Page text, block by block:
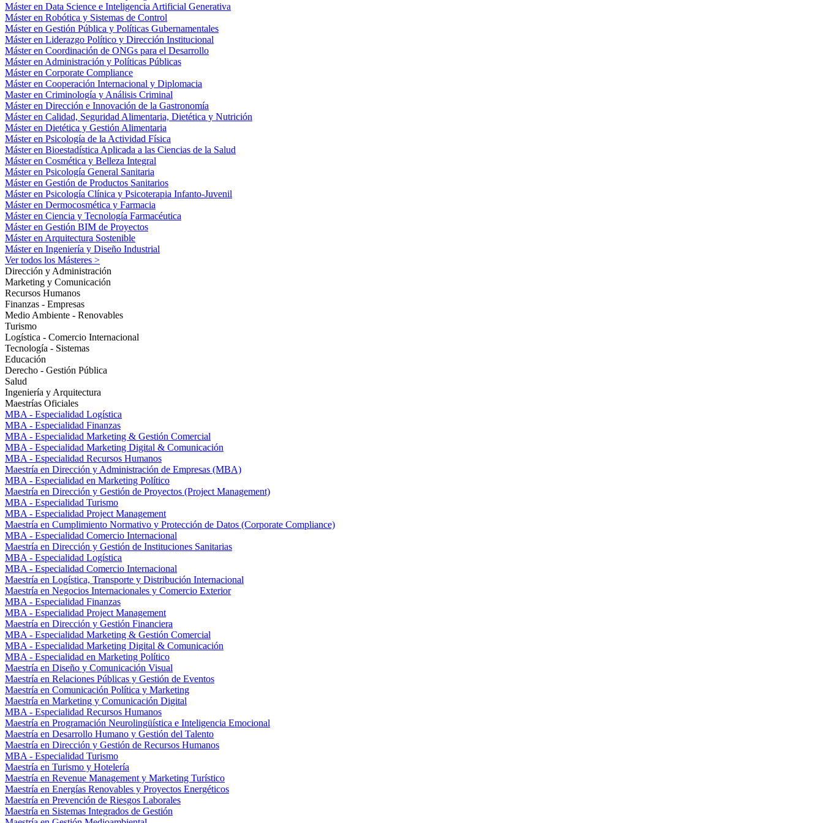
Máster en Data Science e Inteligencia Artificial Generativa
Máster en Robótica y Sistemas de Control
Máster en Gestión Pública y Políticas Gubernamentales
Máster en Liderazgo Político y Dirección Institucional
Máster en Coordinación de ONGs para el Desarrollo
Máster en Administración y Políticas Públicas
Máster en Corporate Compliance
Máster en Cooperación Internacional y Diplomacia
Master en Criminología y Análisis Criminal
Máster en Dirección e Innovación de la Gastronomía
Máster en Calidad, Seguridad Alimentaria, Dietética y Nutrición
Máster en Dietética y Gestión Alimentaria
Máster en Psicología de la Actividad Física
Máster en Bioestadística Aplicada a las Ciencias de la Salud
Máster en Cosmética y Belleza Integral
Máster en Psicología General Sanitaria
Máster en Gestión de Productos Sanitarios
Máster en Psicología Clínica y Psicoterapia Infanto-Juvenil
Máster en Dermocosmética y Farmacia
Máster en Ciencia y Tecnología Farmacéutica
Máster en Gestión BIM de Proyectos
Máster en Arquitectura Sostenible
Máster en Ingeniería y Diseño Industrial
Ver todos los Másteres >
Dirección y Administración
Marketing y Comunicación
Recursos Humanos
Finanzas - Empresas
Medio Ambiente - Renovables
Turismo
Logística - Comercio Internacional
Tecnología - Sistemas
Educación
Derecho - Gestión Pública
Salud
Ingeniería y Arquitectura
Maestrías Oficiales
MBA - Especialidad Logística
MBA - Especialidad Finanzas
MBA - Especialidad Marketing & Gestión Comercial
MBA - Especialidad Marketing Digital & Comunicación
MBA - Especialidad Recursos Humanos
Maestría en Dirección y Administración de Empresas (MBA)
MBA - Especialidad en Marketing Político
Maestría en Dirección y Gestión de Proyectos (Project Management)
MBA - Especialidad Turismo
MBA - Especialidad Project Management
Maestría en Cumplimiento Normativo y Protección de Datos (Corporate Compliance)
MBA - Especialidad Comercio Internacional
Maestría en Dirección y Gestión de Instituciones Sanitarias
MBA - Especialidad Logística
MBA - Especialidad Comercio Internacional
Maestría en Logística, Transporte y Distribución Internacional
Maestría en Negocios Internacionales y Comercio Exterior
MBA - Especialidad Finanzas
MBA - Especialidad Project Management
Maestría en Dirección y Gestión Financiera
MBA - Especialidad Marketing & Gestión Comercial
MBA - Especialidad Marketing Digital & Comunicación
MBA - Especialidad en Marketing Político
Maestría en Diseño y Comunicación Visual
Maestría en Relaciones Públicas y Gestión de Eventos
Maestría en Comunicación Política y Marketing
Maestría en Marketing y Comunicación Digital
MBA - Especialidad Recursos Humanos
Maestría en Programación Neurolingüística e Inteligencia Emocional
Maestría en Desarrollo Humano y Gestión del Talento
Maestría en Dirección y Gestión de Recursos Humanos
MBA - Especialidad Turismo
Maestría en Turismo y Hotelería
Maestría en Revenue Management y Marketing Turístico
Maestría en Energías Renovables y Proyectos Energéticos
Maestría en Prevención de Riesgos Laborales
Maestría en Sistemas Integrados de Gestión